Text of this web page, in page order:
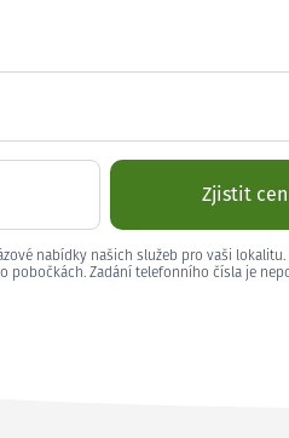
Zjistit
nabídky našich služeb pro vaši
pobočkách. Zadání telefonního čísla je